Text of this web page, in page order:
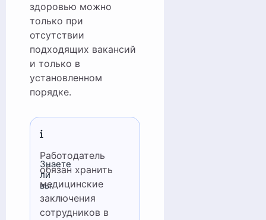
здоровью можно
только при
отсутствии
подходящих вакансий
и только в
установленном
порядке.
Знаете
ли
вы
Работодатель
обязан хранить
медицинские
заключения
сотрудников в